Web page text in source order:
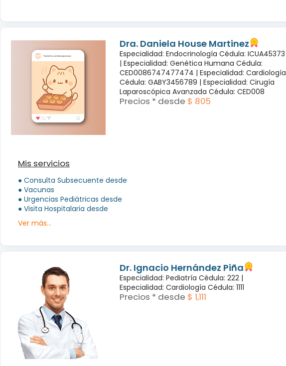
Dra. Daniela House Martinez
Especialidad: Endocrinología Cédula: ICUA45373
| Especialidad: Genética Humana Cédula:
CED0086747477474 | Especialidad: Cardiología
Cédula: GABY3456789 | Especialidad: Cirugía
Laparoscópica Avanzada Cédula: CED008
Precios * desde $ 805
Mis servicios
● Consulta Subsecuente desde
● Vacunas
● Urgencias Pediátricas desde
● Visita Hospitalaria desde
Ver más...
Dr. Ignacio Hernández Piña
Especialidad: Pediatría Cédula: 222 |
Especialidad: Cardiología Cédula: 1111
Precios * desde $ 1,111